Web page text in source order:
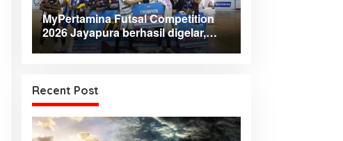
MyPertamina Futsal Competition
2026 Jayapura berhasil digelar,
dorong talenta muda berprestasi
Recent Post